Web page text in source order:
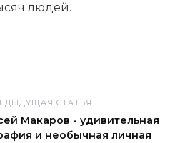
людей.
СТАТЬЯ
Макаров - удивительная
и необычная личная